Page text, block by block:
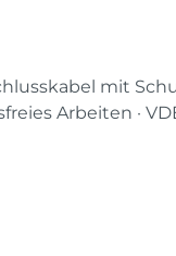
mit
Arbeiten ·